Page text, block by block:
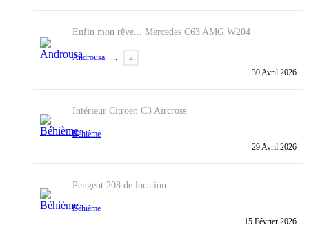
Enfin mon rêve... Mercedes C63 AMG W204
Androusa ...
2
30 Avril 2026
Intérieur Citroën C3 Aircross
Béhième
29 Avril 2026
Peugeot 208 de location
Béhième
15 Février 2026